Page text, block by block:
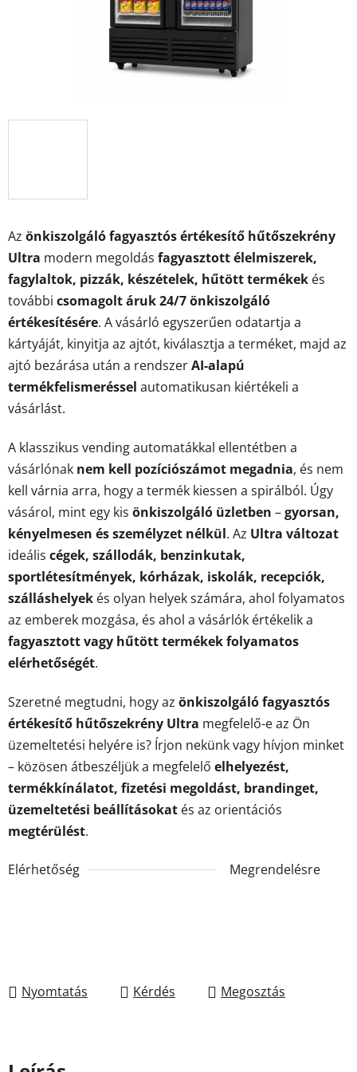
Az önkiszolgáló fagyasztós értékesítő hűtőszekrény
Ultra modern megoldás fagyasztott élelmiszerek,
fagylaltok, pizzák, készételek, hűtött termékek és
további csomagolt áruk 24/7 önkiszolgáló
értékesítésére. A vásárló egyszerűen odatartja a
kártyáját, kinyitja az ajtót, kiválasztja a terméket, majd az
ajtó bezárása után a rendszerAI-alapú
termékfelismeréssel automatikusan kiértékeli a
vásárlást.
A klasszikus vending automatákkal ellentétben a
vásárlónak nem kell pozíciószámot megadnia, és nem
kell várnia arra, hogy a termék kiessen a spirálból. Úgy
vásárol, mint egy kis önkiszolgáló üzletben –gyorsan,
kényelmesen és személyzet nélkül. Az Ultra változat
ideális cégek, szállodák, benzinkutak,
sportlétesítmények, kórházak, iskolák, recepciók,
szálláshelyek és olyan helyek számára, ahol folyamatos
az emberek mozgása, és ahol a vásárlók értékelik a
fagyasztott vagy hűtött termékek folyamatos
elérhetőségét.
Szeretné megtudni, hogy az önkiszolgáló fagyasztós
értékesítő hűtőszekrény Ultra megfelelő-e az Ön
üzemeltetési helyére is? Írjon nekünk vagy hívjon minket
– közösen átbeszéljük a megfelelő elhelyezést,
termékkínálatot, fizetési megoldást, brandinget,
üzemeltetési beállításokat és az orientációs
megtérülést.
Elérhetőség Megrendelésre
Nyomtatás Kérdés Megosztás